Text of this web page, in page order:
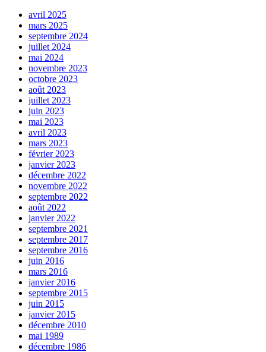
avril 2025
mars 2025
septembre 2024
juillet 2024
mai 2024
novembre 2023
octobre 2023
août 2023
juillet 2023
juin 2023
mai 2023
avril 2023
mars 2023
février 2023
janvier 2023
décembre 2022
novembre 2022
septembre 2022
août 2022
janvier 2022
septembre 2021
septembre 2017
septembre 2016
juin 2016
mars 2016
janvier 2016
septembre 2015
juin 2015
janvier 2015
décembre 2010
mai 1989
décembre 1986